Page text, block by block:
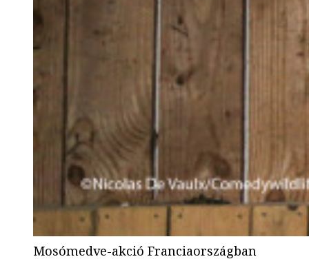
Mosómedve-akció Franciaországban